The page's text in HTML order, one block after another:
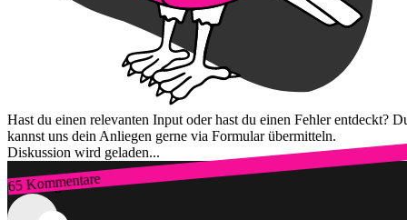
Hast du einen relevanten Input oder hast du einen Fehler entdeckt?
kannst uns dein Anliegen gerne via Formular übermitteln.
Diskussion wird geladen...
65 Kommentare
Zum Login